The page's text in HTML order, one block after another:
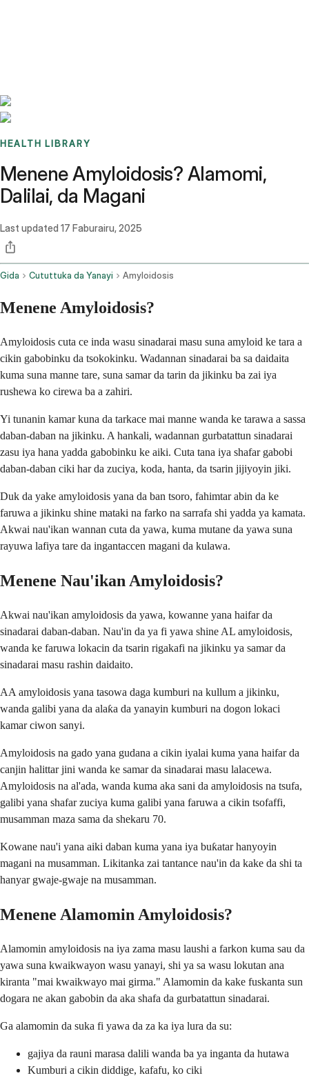
HEALTH LIBRARY
Menene Amyloidosis? Alamomi,
Dalilai, da Magani
Last updated 17 Faburairu, 2025
Gida Cututtuka da Yanayi Amyloidosis
Menene Amyloidosis?
Amyloidosis cuta ce inda wasu sinadarai masu suna amyloid ke tara a
cikin gabobinku da tsokokinku. Wadannan sinadarai ba sa daidaita
kuma suna manne tare, suna samar da tarin da jikinku ba zai iya
rushewa ko cirewa ba a zahiri.
Yi tunanin kamar kuna da tarkace mai manne wanda ke tarawa a sassa
daban-daban na jikinku. A hankali, wadannan gurbatattun sinadarai
zasu iya hana yadda gabobinku ke aiki. Cuta tana iya shafar gabobi
daban-daban ciki har da zuciya, koda, hanta, da tsarin jijiyoyin jiki.
Duk da yake amyloidosis yana da ban tsoro, fahimtar abin da ke
faruwa a jikinku shine mataki na farko na sarrafa shi yadda ya kamata.
Akwai nau'ikan wannan cuta da yawa, kuma mutane da yawa suna
rayuwa lafiya tare da ingantaccen magani da kulawa.
Menene Nau'ikan Amyloidosis?
Akwai nau'ikan amyloidosis da yawa, kowanne yana haifar da
sinadarai daban-daban. Nau'in da ya fi yawa shine AL amyloidosis,
wanda ke faruwa lokacin da tsarin rigakafi na jikinku ya samar da
sinadarai masu rashin daidaito.
AA amyloidosis yana tasowa daga kumburi na kullum a jikinku,
wanda galibi yana da alaƙa da yanayin kumburi na dogon lokaci
kamar ciwon sanyi.
Amyloidosis na gado yana gudana a cikin iyalai kuma yana haifar da
canjin halittar jini wanda ke samar da sinadarai masu lalacewa.
Amyloidosis na al'ada, wanda kuma aka sani da amyloidosis na tsufa,
galibi yana shafar zuciya kuma galibi yana faruwa a cikin tsofaffi,
musamman maza sama da shekaru 70.
Kowane nau'i yana aiki daban kuma yana iya buƙatar hanyoyin
magani na musamman. Likitanka zai tantance nau'in da kake da shi ta
hanyar gwaje-gwaje na musamman.
Menene Alamomin Amyloidosis?
Alamomin amyloidosis na iya zama masu laushi a farkon kuma sau da
yawa suna kwaikwayon wasu yanayi, shi ya sa wasu lokutan ana
kiranta "mai kwaikwayo mai girma." Alamomin da kake fuskanta sun
dogara ne akan gabobin da aka shafa da gurbatattun sinadarai.
Ga alamomin da suka fi yawa da za ka iya lura da su:
gajiya da rauni marasa dalili wanda ba ya inganta da hutawa
Kumburi a cikin diddige, kafafu, ko ciki